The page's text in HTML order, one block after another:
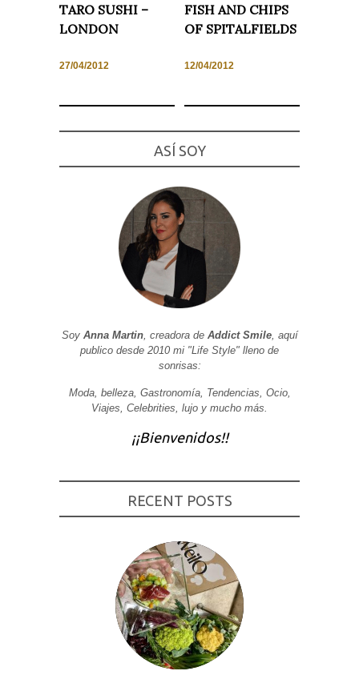
TARO SUSHI –
LONDON
27/04/2012
FISH AND CHIPS
OF SPITALFIELDS
12/04/2012
ASÍ SOY
Soy Anna Martin, creadora de Addict Smile, aquí
publico desde 2010 mi "Life Style" lleno de
sonrisas:
Moda, belleza, Gastronomía, Tendencias, Ocio,
Viajes, Celebrities, lujo y mucho más.
¡¡Bienvenidos!!
RECENT POSTS
cookies no
base a cómo
visita. Si
algunas